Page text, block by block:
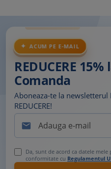
ACUM PE E-MAIL
REDUCERE
Comanda
Aboneaza-te la newsletterul
REDUCERE!

Da, sunt de acord ca datele
conformitate cu Regulamentul